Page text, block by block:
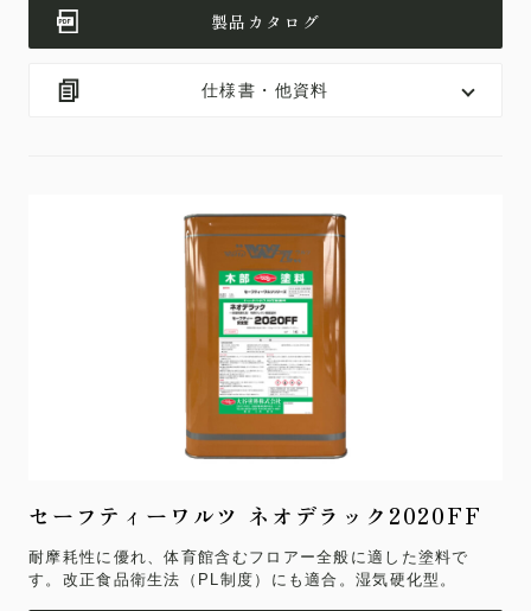
製品カタログ
仕様書・他資料
セーフティーワルツ ネオデラック2020FF
耐摩耗性に優れ、体育館含むフロアー全般に適した塗料で
す。改正食品衛生法（PL制度）にも適合。湿気硬化型。